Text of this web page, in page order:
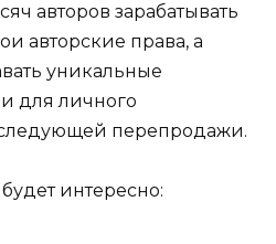
авторов зарабатывать
авторские права, а
уникальные
для личного
перепродажи.
интересно: